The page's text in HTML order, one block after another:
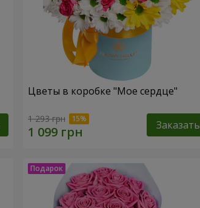
Цветы в коробке "Мое сердце"
1 293 грн Заказать